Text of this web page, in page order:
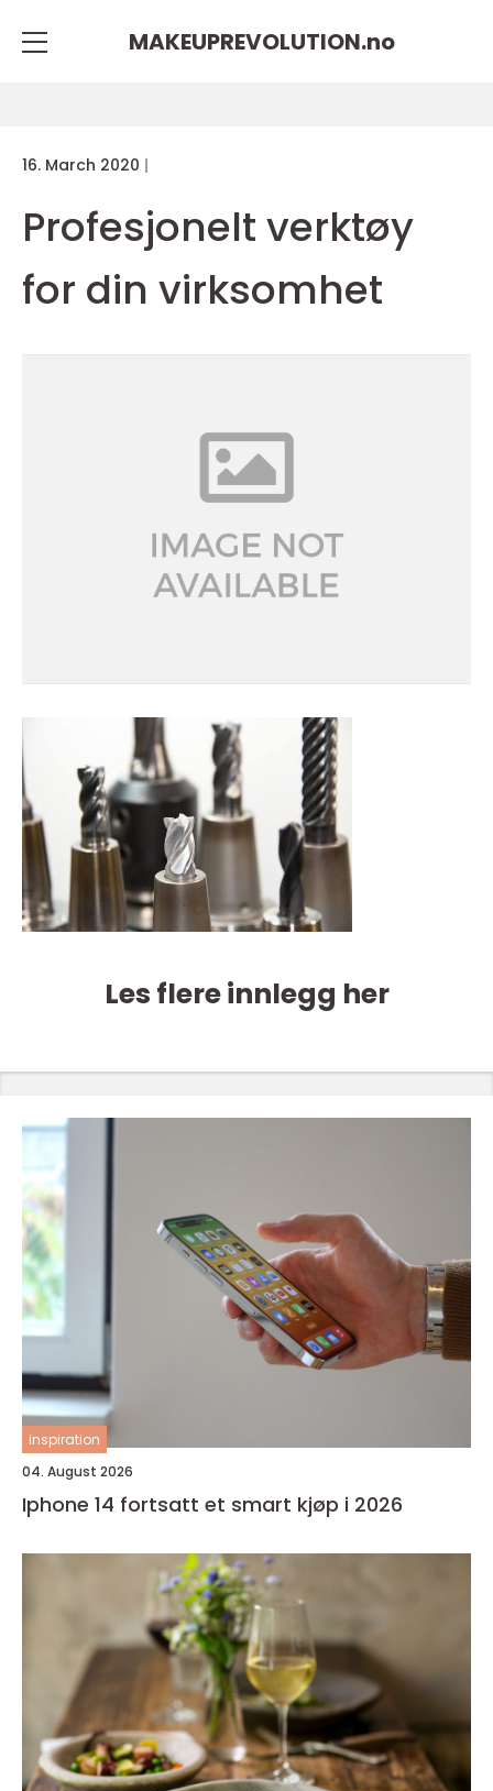
MAKEUPREVOLUTION.no
16. March 2020
Profesjonelt verktøy
for din virksomhet
Les flere innlegg her
inspiration
04. August 2026
Iphone 14 fortsatt et smart kjøp i 2026